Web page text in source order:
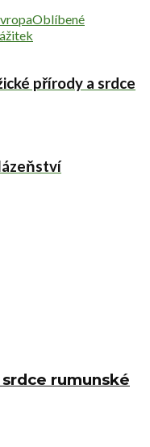
Oblíbené
přírody a srdce
rumunské